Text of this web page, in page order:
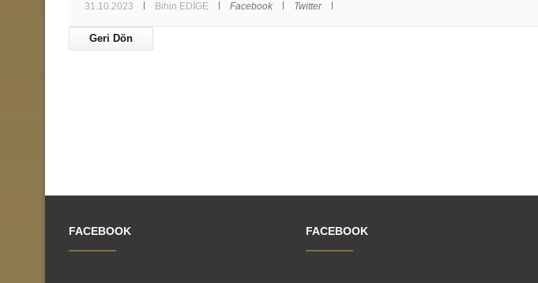
31.10.2023 Bihin EDİGE Facebook Twitter
Geri Dön
FACEBOOK FACEBOOK